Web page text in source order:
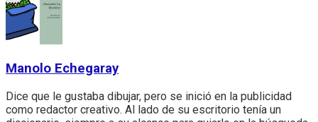
Manolo Echegaray
Dice que le gustaba dibujar, pero se inició en la publicidad
como redactor creativo. Al lado de su escritorio tenía un